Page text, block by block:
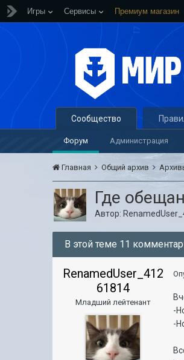
Игры Сервисы Премиум магазин
Сообщество
Форум Администрация
Главная Общий архив
Где
Автор:
В этой теме 11
RenamedUser_412
61814
Младший лейтенант
-
-